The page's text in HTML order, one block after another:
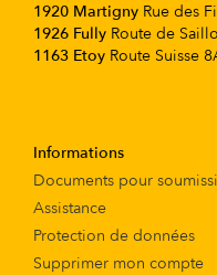
1920 Martigny Rue des
1926 Fully Route de
1163 Etoy Route Suisse
Informations
Documents pour
Assistance
Protection de données
Supprimer mon compte